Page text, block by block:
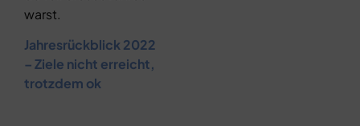
warst.
Jahresrückblick 2022
– Ziele nicht erreicht,
trotzdem ok